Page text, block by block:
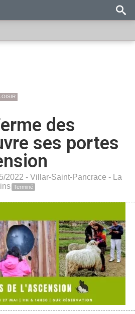
des
ses portes
2022 - Villar-Saint-Pancrace -
La
Terminé